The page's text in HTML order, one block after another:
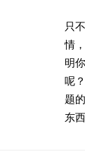
只
情
明
呢
题
东